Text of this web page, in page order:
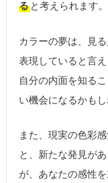
る と考えられます。
カラーの夢は、見
表現していると言
自分の内面を知る
い機会になるかもし
また、現実の色彩
と、新たな発見が
が、あなたの感性